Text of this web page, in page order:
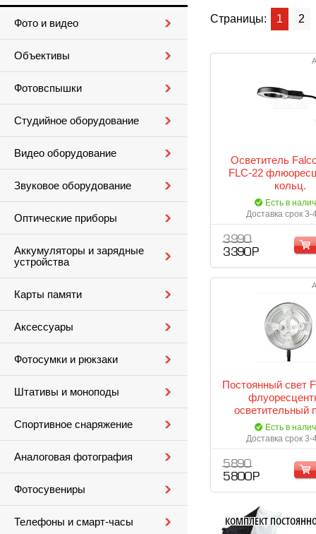
Фото и видео
Объективы
Фотовспышки
Студийное оборудование
Видео оборудование
Звуковое оборудование
Оптические приборы
Аккумуляторы и зарядные
устройства
Карты памяти
Аксессуары
Фотосумки и рюкзаки
Штативы и моноподы
Спортивное снаряжение
Аналоговая фотография
Фотосувениры
Телефоны и смарт-часы
Страницы: 1 2
Осветитель
FLC-22
кольц.
Есть в
Доставка срок 3-
3 990
3 390 Р
Постоянный свет
осветительный
Есть в
Доставка срок 3-
5 890
5 800 Р